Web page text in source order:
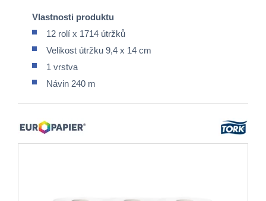
Vlastnosti produktu
12 rolí x 1714 útržků
Velikost útržku 9,4 x 14 cm
1 vrstva
Návin 240 m